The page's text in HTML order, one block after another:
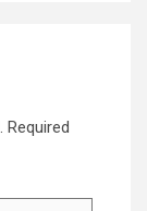
Required